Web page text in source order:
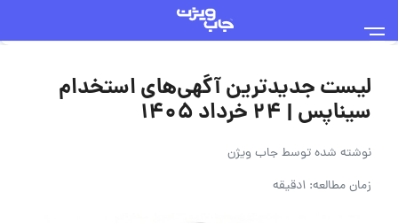
لیست جدیدترین آگهی‌های استخدام
سیناپس | ۲۴ خرداد ۱۴۰۵
نوشته شده توسطجاب ویژن
زمان مطالعه: 1دقیقه